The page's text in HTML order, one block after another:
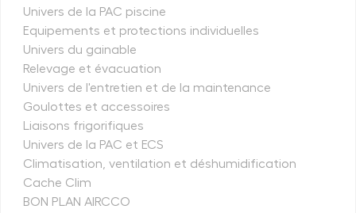
Univers de la PAC piscine
Equipements et protections individuelles
Univers du gainable
Relevage et évacuation
Univers de l'entretien et de la maintenance
Goulottes et accessoires
Liaisons frigorifiques
Univers de la PAC et ECS
Climatisation, ventilation et déshumidification
Cache Clim
BON PLAN AIRCCO